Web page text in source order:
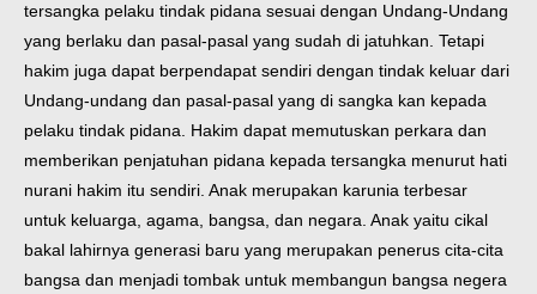
tersangka pelaku tindak pidana sesuai dengan Undang-Undang
yang berlaku dan pasal-pasal yang sudah di jatuhkan. Tetapi
hakim juga dapat berpendapat sendiri dengan tindak keluar dari
Undang-undang dan pasal-pasal yang di sangka kan kepada
pelaku tindak pidana. Hakim dapat memutuskan perkara dan
memberikan penjatuhan pidana kepada tersangka menurut hati
nurani hakim itu sendiri. Anak merupakan karunia terbesar
untuk keluarga, agama, bangsa, dan negara. Anak yaitu cikal
bakal lahirnya generasi baru yang merupakan penerus cita-cita
bangsa dan menjadi tombak untuk membangun bangsa negera